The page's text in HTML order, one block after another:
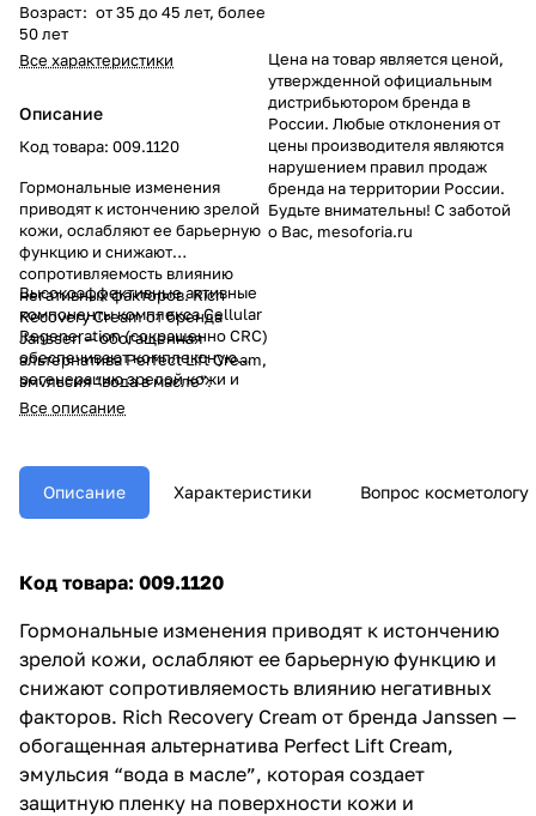
Возраст: от 35 до 45 лет, более
50 лет
Все характеристики
Описание
Код товара: 009.1120
Гормональные изменения
приводят к истончению зрелой
кожи, ослабляют ее барьерную
функцию и снижают
сопротивляемость влиянию
негативных факторов. Rich
Recovery Cream от бренда
Janssen — обогащенная
альтернатива Perfect Lift Cream,
эмульсия “вода в масле”,
которая создает защитную
функцию.
Высокоэффективные активные
компоненты комплекса Cellular
Regeneration (сокращенно CRC)
обеспечивают комплексную
регенерацию зрелой кожи и
укрепляют ее структуру.
Экстракт красного клевера
морщин, подтягивает и
увлажняет. Комбуча
поддерживает качество
и улучшая ее цвет. Липидный
комплекс из масла Shea,
макадамии восстанавливает,
увлажняет и питает сухую кожу.
Все описание
Цена на товар является ценой,
утвержденной официальным
дистрибьютором бренда в
России. Любые отклонения от
цены производителя являются
нарушением правил продаж
бренда на территории России.
Будьте внимательны! С заботой
о Вас, mesoforia.ru
Описание Характеристики Вопрос косметологу
Код товара: 009.1120
Гормональные изменения приводят к истончению
зрелой кожи, ослабляют ее барьерную функцию и
снижают сопротивляемость влиянию негативных
факторов. Rich Recovery Cream от бренда Janssen —
обогащенная альтернатива Perfect Lift Cream,
эмульсия “вода в масле”, которая создает
защитную пленку на поверхности кожи и